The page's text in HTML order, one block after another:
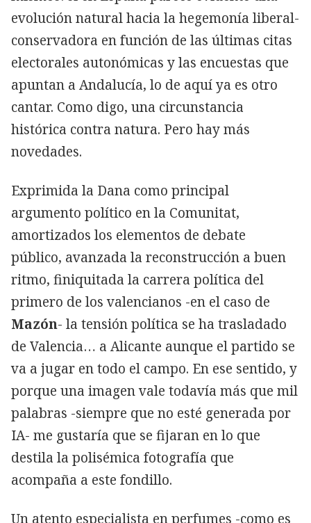
evolución natural hacia la hegemonía liberal-
conservadora en función de las últimas citas
electorales autonómicas y las encuestas que
apuntan a Andalucía, lo de aquí ya es otro
cantar. Como digo, una circunstancia
histórica contra natura. Pero hay más
novedades.
Exprimida la Dana como principal
argumento político en la Comunitat,
amortizados los elementos de debate
público, avanzada la reconstrucción a buen
ritmo, finiquitada la carrera política del
primero de los valencianos -en el caso de
Mazón- la tensión política se ha trasladado
de Valencia… a Alicante aunque el partido se
va a jugar en todo el campo. En ese sentido, y
porque una imagen vale todavía más que mil
palabras -siempre que no esté generada por
IA- me gustaría que se fijaran en lo que
destila la polisémica fotografía que
acompaña a este fondillo.
Un atento especialista en perfumes -como es